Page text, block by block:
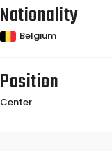
Nationality
Belgium
Position
Center